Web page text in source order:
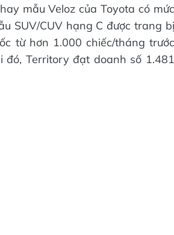
mẫu Veloz của Toyota có mức
SUV/CUV hạng C được trang bị
từ hơn 1.000 chiếc/tháng trước
Territory đạt doanh số 1.481